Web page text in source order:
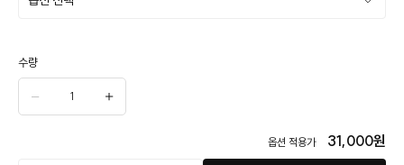
수량
옵션 적용가 31,000원